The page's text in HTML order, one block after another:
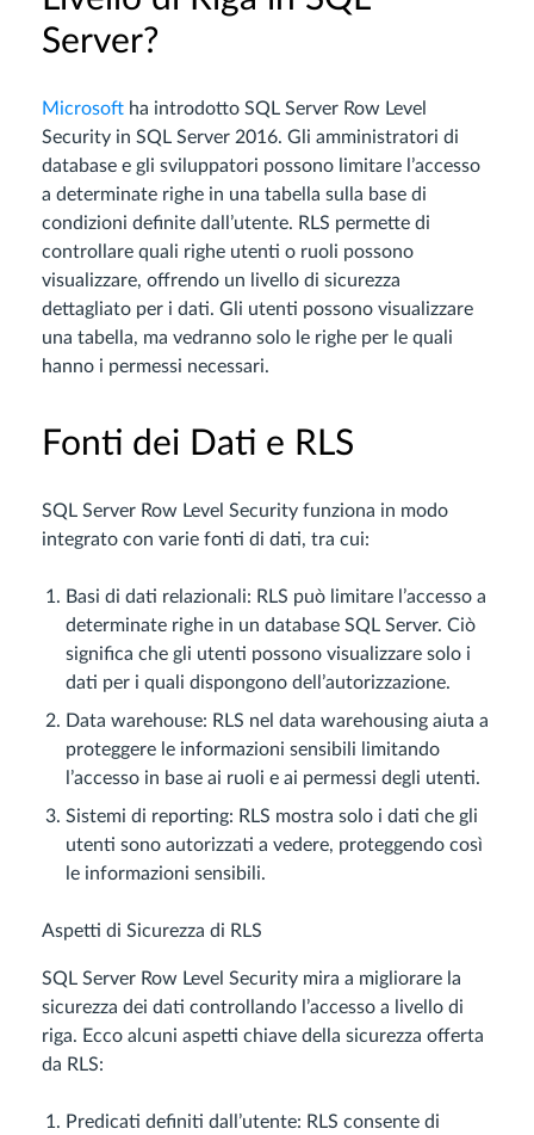
Server?
Microsoft ha introdotto SQL Server Row Level
Security in SQL Server 2016. Gli amministratori di
database e gli sviluppatori possono limitare l’accesso
a determinate righe in una tabella sulla base di
condizioni definite dall’utente. RLS permette di
controllare quali righe utenti o ruoli possono
visualizzare, offrendo un livello di sicurezza
dettagliato per i dati. Gli utenti possono visualizzare
una tabella, ma vedranno solo le righe per le quali
hanno i permessi necessari.
Fonti dei Dati e RLS
SQL Server Row Level Security funziona in modo
integrato con varie fonti di dati, tra cui:
Basi di dati relazionali: RLS può limitare l’accesso a
determinate righe in un database SQL Server. Ciò
significa che gli utenti possono visualizzare solo i
dati per i quali dispongono dell’autorizzazione.
Data warehouse: RLS nel data warehousing aiuta a
proteggere le informazioni sensibili limitando
l’accesso in base ai ruoli e ai permessi degli utenti.
Sistemi di reporting: RLS mostra solo i dati che gli
utenti sono autorizzati a vedere, proteggendo così
le informazioni sensibili.
Aspetti di Sicurezza di RLS
SQL Server Row Level Security mira a migliorare la
sicurezza dei dati controllando l’accesso a livello di
riga. Ecco alcuni aspetti chiave della sicurezza offerta
da RLS:
Predicati definiti dall’utente: RLS consente di